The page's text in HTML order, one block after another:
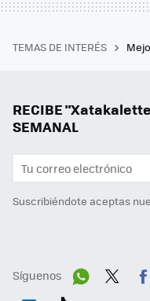
TEMAS DE INTERÉS
RECIBE
SEMANAL
Suscribiéndote aceptas
Síguenos